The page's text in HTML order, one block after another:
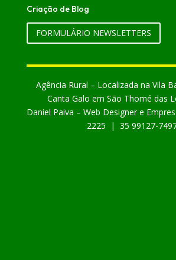
Criação de Blog
FORMULÁRIO NEWSLETTERS
Agência Rural – Localizada na Vila
Canta Galo em São Thomé das
Daniel Paiva – Web Designer e
2225 | 35 99127-